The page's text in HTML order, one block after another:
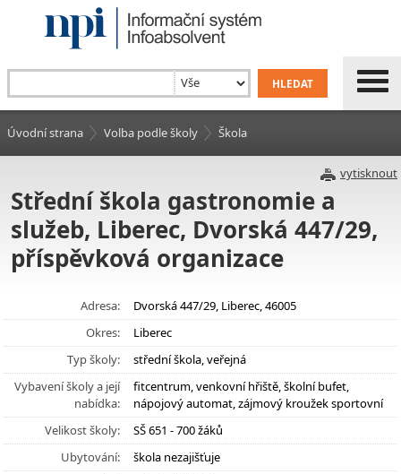
Úvodní strana Volba podle školy Škola
vytisknout
Střední škola gastronomie a
služeb, Liberec, Dvorská 447/29,
příspěvková organizace
Adresa:
Dvorská 447/29, Liberec, 46005
Okres:
Liberec
Typ školy:
střední škola, veřejná
Vybavení školy a její
nabídka:
fitcentrum, venkovní hřiště, školní bufet,
nápojový automat, zájmový kroužek sportovní
Velikost školy:
SŠ 651 - 700 žáků
Ubytování:
škola nezajišťuje